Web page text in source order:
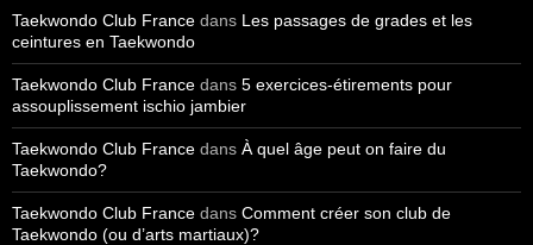
Taekwondo Club France dans Les passages de grades et les
ceintures en Taekwondo
Taekwondo Club France dans 5 exercices-étirements pour
assouplissement ischio jambier
Taekwondo Club France dans À quel âge peut on faire du
Taekwondo?
Taekwondo Club France dans Comment créer son club de
Taekwondo (ou d’arts martiaux)?